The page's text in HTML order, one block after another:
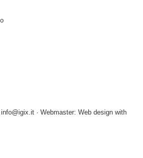
· Webmaster: Web design with